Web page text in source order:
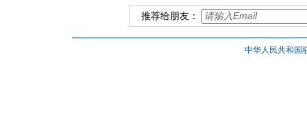
推荐给朋友：
中华人民共和国